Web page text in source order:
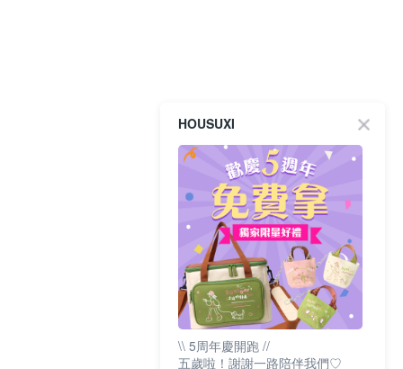
HOUSUXI
\\ 5周年慶開跑 //
五歲啦！謝謝一路陪伴我們♡